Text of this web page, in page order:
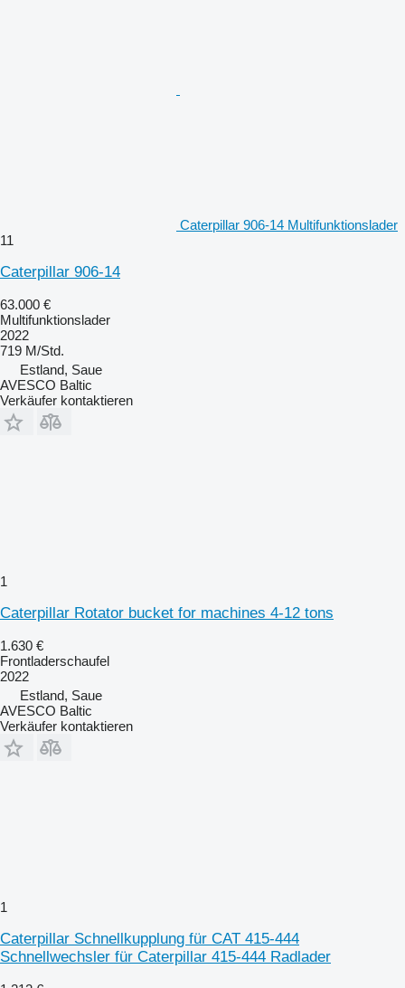
Caterpillar 906-14 Multifunktionslader
11
Caterpillar 906-14
63.000 €
Multifunktionslader
2022
719 M/Std.
Estland, Saue
AVESCO Baltic
Verkäufer kontaktieren
1
Caterpillar Rotator bucket for machines 4-12 tons
1.630 €
Frontladerschaufel
2022
Estland, Saue
AVESCO Baltic
Verkäufer kontaktieren
1
Caterpillar Schnellkupplung für CAT 415-444
Schnellwechsler für Caterpillar 415-444 Radlader